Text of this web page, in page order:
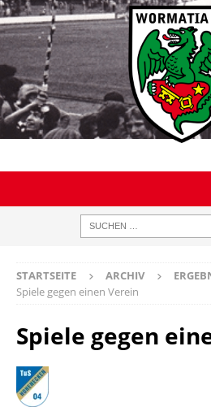
STARTSEITE ARCHIV
Spiele gegen einen Verein
Spiele gegen